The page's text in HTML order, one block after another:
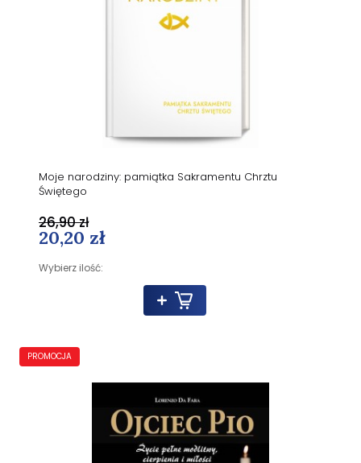
Moje narodziny: pamiątka Sakramentu Chrztu
Świętego
20,20 zł
Wybierz ilość:
26,90 zł
PROMOCJA